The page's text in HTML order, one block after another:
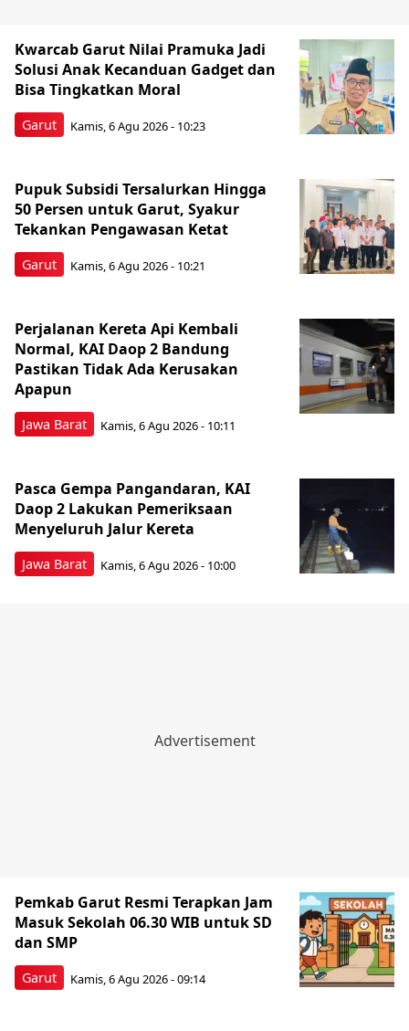
Garut
Kwarcab Garut Nilai Pramuka Jadi
Solusi Anak Kecanduan Gadget dan
Bisa Tingkatkan Moral
Kamis, 6 Agu 2026 - 10:23
Garut
Pupuk Subsidi Tersalurkan Hingga
50 Persen untuk Garut, Syakur
Tekankan Pengawasan Ketat
Kamis, 6 Agu 2026 - 10:21
Jawa Barat
Perjalanan Kereta Api Kembali
Normal, KAI Daop 2 Bandung
Pastikan Tidak Ada Kerusakan
Apapun
Kamis, 6 Agu 2026 - 10:11
Jawa Barat
Pasca Gempa Pangandaran, KAI
Daop 2 Lakukan Pemeriksaan
Menyeluruh Jalur Kereta
Kamis, 6 Agu 2026 - 10:00
Garut
Pemkab Garut Resmi Terapkan Jam
Masuk Sekolah 06.30 WIB untuk SD
dan SMP
Kamis, 6 Agu 2026 - 09:14